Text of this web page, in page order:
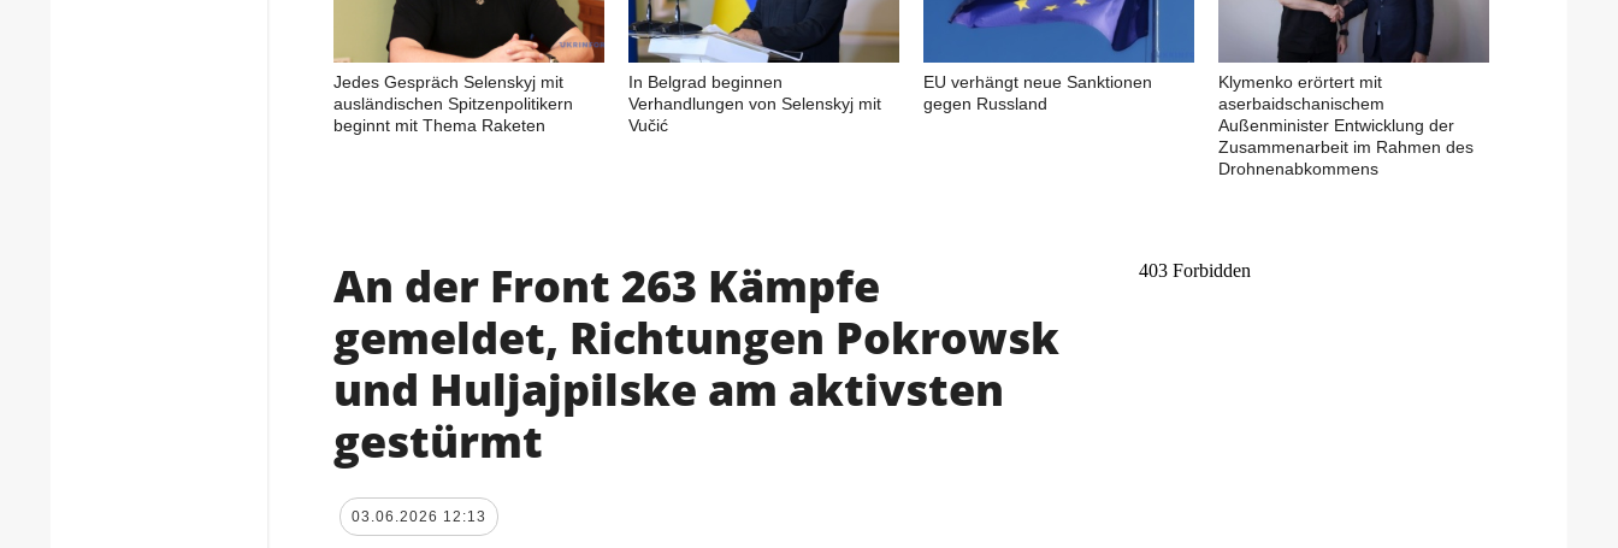
Jedes Gespräch Selenskyj mit
ausländischen Spitzenpolitikern
beginnt mit Thema Raketen
In Belgrad beginnen
Verhandlungen von Selenskyj mit
Vučić
EU verhängt neue Sanktionen
gegen Russland
Klymenko erörtert mit
aserbaidschanischem
Außenminister Entwicklung der
Zusammenarbeit im Rahmen des
Drohnenabkommens
An der Front 263 Kämpfe
gemeldet, Richtungen Pokrowsk
und Huljajpilske am aktivsten
gestürmt
03.06.2026 12:13